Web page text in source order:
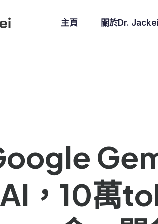
主頁 關於Dr. Jackei
AI，10萬